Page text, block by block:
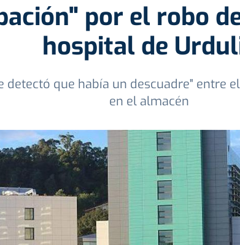
por el robo
hospital de
detectó que había un descuadre" entre
en el almacén